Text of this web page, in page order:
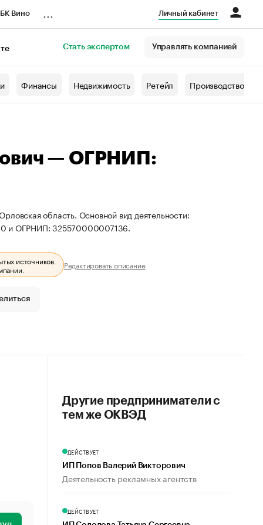
Вино Личный кабинет
Стать экспертом Управлять компанией
Финансы Недвижимость Ретейл Производство
— ОГРНИП:
область. Основной вид деятельности:
и ОГРНИП: 325570000007136.
источников. Редактировать описание
Другие предприниматели с
тем же ОКВЭД
ДЕЙСТВУЕТ
ИП Попов Валерий Викторович
Деятельность рекламных агентств
ДЕЙСТВУЕТ